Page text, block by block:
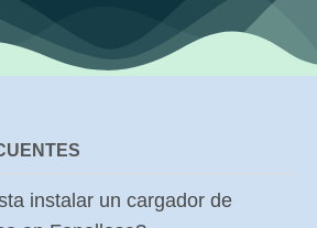
instalar un cargador de